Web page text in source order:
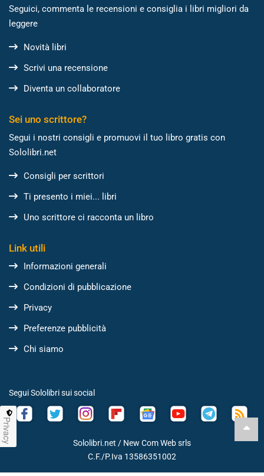
Seguici, commenta le recensioni e consiglia i libri migliori da
leggere
Novità libri
Scrivi una recensione
Diventa un collaboratore
Sei uno scrittore?
Segui i nostri consigli e promuovi il tuo libro gratis con
Sololibri.net
Consigli per scrittori
Ti presento i miei... libri
Uno scrittore ci racconta un libro
Link utili
Informazioni generali
Condizioni di pubblicazione
Privacy
Preferenze pubblicità
Chi siamo
Segui Sololibri sui social
Sololibri.net / New Com Web srls
C.F./P.Iva 13586351002
Privacy